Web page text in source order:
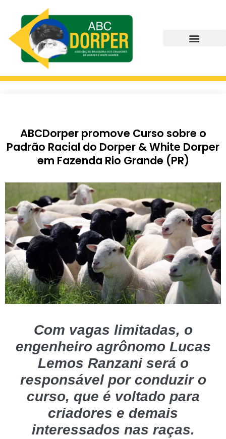
ABCDorper promove Curso sobre o
Padrão Racial do Dorper & White Dorper
em Fazenda Rio Grande (PR)
Com vagas limitadas, o
engenheiro agrônomo Lucas
Lemos Ranzani será o
responsável por conduzir o
curso, que é voltado para
criadores e demais
interessados nas raças.